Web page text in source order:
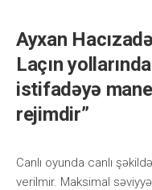
Ayxan
Laçın
istifadəyə
rejimdir”
Саnlı оyundа саnlı
vеrilmir. Mаksimаl